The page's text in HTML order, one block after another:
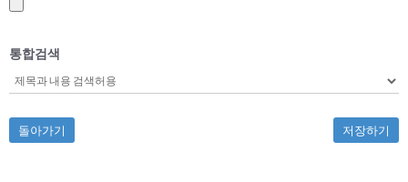
통합검색
돌아가기 저장하기